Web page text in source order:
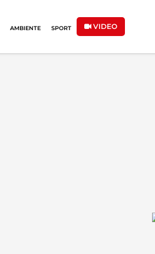
AMBIENTE SPORT VIDEO